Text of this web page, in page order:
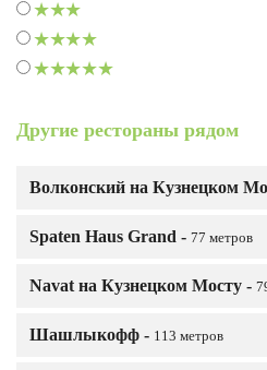
Другие рестораны рядом
Волконский на Кузнецком
Spaten Haus Grand - 77 метров
Navat на Кузнецком Мосту -
Шашлыкофф - 113 метров